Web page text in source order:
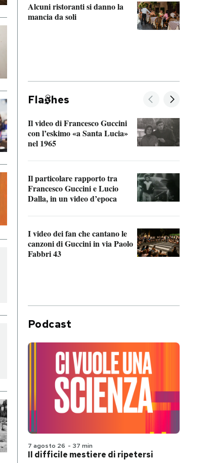
Alcuni ristoranti si danno la
mancia da soli
Fla hes
Il video di Francesco Guccini
con l’eskimo «a Santa Lucia»
nel 1965
Il particolare rapporto tra
Francesco Guccini e Lucio
Dalla, in un video d’epoca
I video dei fan che cantano le
canzoni di Guccini in via Paolo
Fabbri 43
Podcast
7 agosto 26 - 37 min
Il difficile mestiere di ripetersi